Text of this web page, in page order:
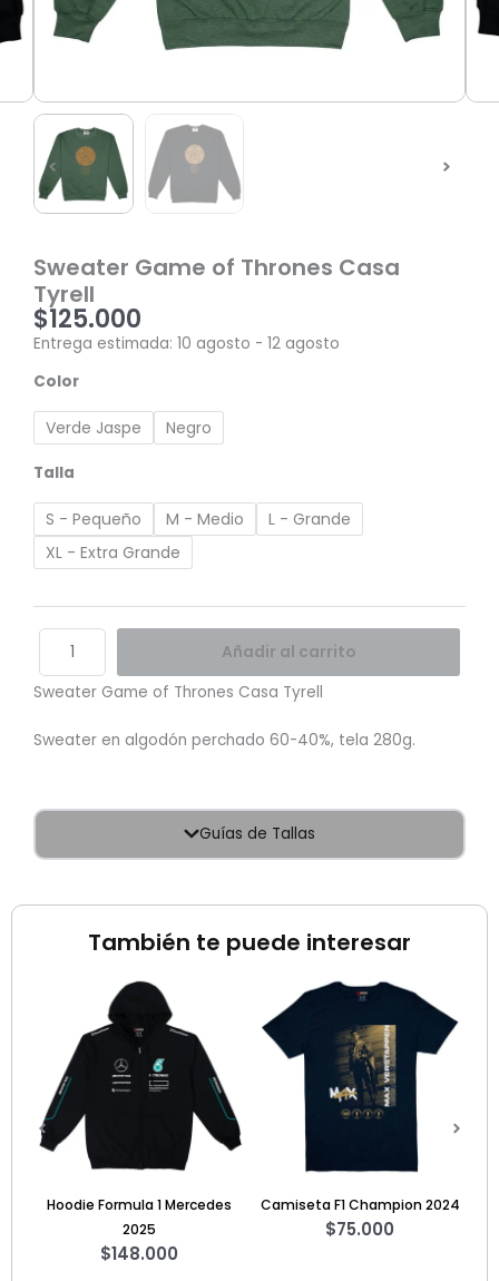
Sweater Game of Thrones Casa
Tyrell
$125.000
Entrega estimada: 10 agosto - 12 agosto
Color
Verde Jaspe Negro
Talla
S - Pequeño M - Medio
L - Grande
XL - Extra Grande
Sweater
of
Thrones
Casa
cantidad
Añadir al carrito
Sweater Game of Thrones Casa Tyrell
Sweater en algodón perchado 60-40%, tela 280g.
Guías de Tallas
También te puede interesar
Camiseta F1 Champion 2024 Camiseta Capitán
$60.000